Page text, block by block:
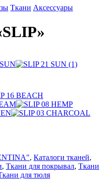
Ткани Аксессуары
, Каталоги тканей,
, Ткани для покрывал, Ткани
для тюля